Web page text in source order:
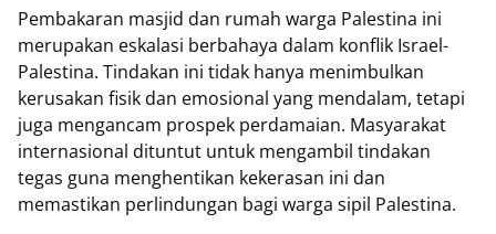
Pembakaran masjid dan rumah warga Palestina ini
merupakan eskalasi berbahaya dalam konflik Israel-
Palestina. Tindakan ini tidak hanya menimbulkan
kerusakan fisik dan emosional yang mendalam, tetapi
juga mengancam prospek perdamaian. Masyarakat
internasional dituntut untuk mengambil tindakan
tegas guna menghentikan kekerasan ini dan
memastikan perlindungan bagi warga sipil Palestina.